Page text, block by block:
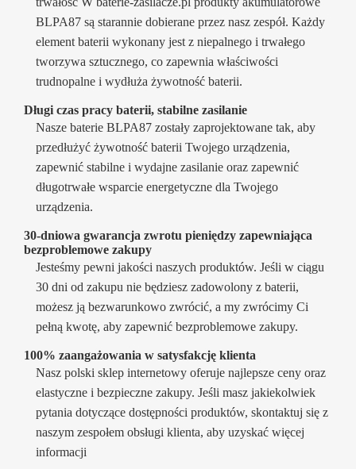
BLPA87 są starannie dobierane przez nasz zespół. Każdy
element baterii wykonany jest z niepalnego i trwałego
tworzywa sztucznego, co zapewnia właściwości
trudnopalne i wydłuża żywotność baterii.
Długi czas pracy baterii, stabilne zasilanie
Nasze baterie BLPA87 zostały zaprojektowane tak, aby
przedłużyć żywotność baterii Twojego urządzenia,
zapewnić stabilne i wydajne zasilanie oraz zapewnić
długotrwałe wsparcie energetyczne dla Twojego
urządzenia.
30-dniowa gwarancja zwrotu pieniędzy zapewniająca
bezproblemowe zakupy
Jesteśmy pewni jakości naszych produktów. Jeśli w ciągu
30 dni od zakupu nie będziesz zadowolony z baterii,
możesz ją bezwarunkowo zwrócić, a my zwrócimy Ci
pełną kwotę, aby zapewnić bezproblemowe zakupy.
100% zaangażowania w satysfakcję klienta
Nasz polski sklep internetowy oferuje najlepsze ceny oraz
elastyczne i bezpieczne zakupy. Jeśli masz jakiekolwiek
pytania dotyczące dostępności produktów, skontaktuj się z
naszym zespołem obsługi klienta, aby uzyskać więcej
informacji